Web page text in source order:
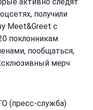
активно следят
получили
Meet&Greet с
поклонникам
пообщаться,
мерч
(пресс-служба)